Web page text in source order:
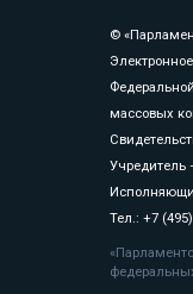
©
массовых
Учредитель
Тел.: +7